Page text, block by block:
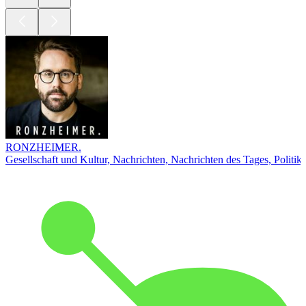
RONZHEIMER.
Gesellschaft und Kultur, Nachrichten, Nachrichten des Tages, Politik